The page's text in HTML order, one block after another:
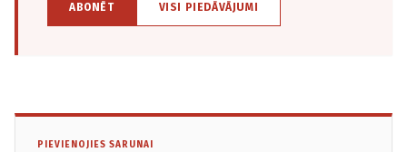
ABONĒT VISI PIEDĀVĀJUMI
PIEVIENOJIES SARUNAI